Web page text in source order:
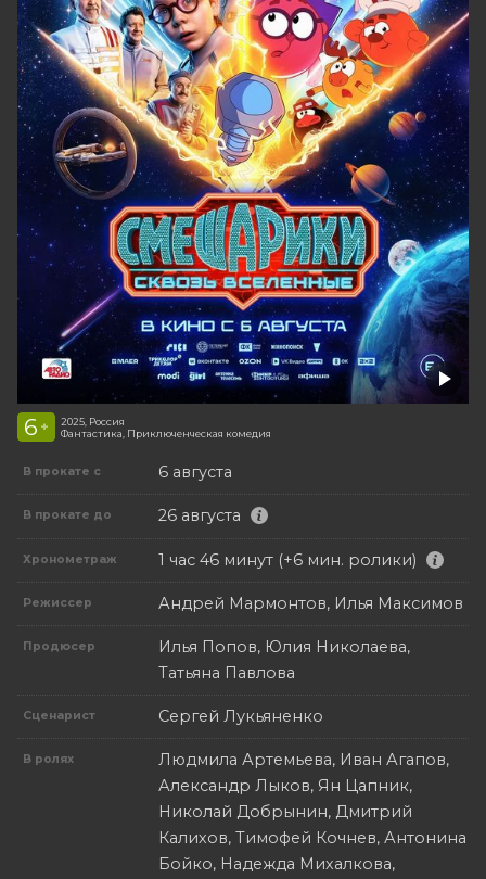
6 +
2025, Россия
Фантастика, Приключенческая комедия
В прокате с 6 августа
В прокате до 26 августа
Хронометраж 1 час 46 минут (+6 мин. ролики)
Режиссер Андрей Мармонтов, Илья Максимов
Продюсер
Илья Попов, Юлия Николаева,
Татьяна Павлова
Сценарист Сергей Лукьяненко
В ролях
Людмила Артемьева, Иван Агапов,
Александр Лыков, Ян Цапник,
Николай Добрынин, Дмитрий
Калихов, Тимофей Кочнев, Антонина
Бойко, Надежда Михалкова,